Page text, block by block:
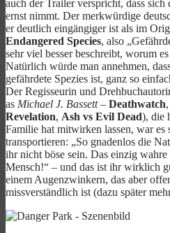
auch der Trailer verspricht, dass
ernst nimmt. Der merkwürdige
er deutlich eingängiger ist als im
Endangered Species, also
sehr viel besser beschreibt, worum
Natürlich würde man annehmen,
gefährdete Spezies ist, ganz so
Der Regisseurin und
as Michael J. Bassett– Deathwatch,
Revelation, Ash vs Evil Dead), die
Familie hat mitwirken lassen, war
transportieren: „So gnadenlos die
ihr nicht böse sein. Das einzig
Mensch!“ – und das ist ihr wirklich
einem Augenzwinkern, das aber
missverständlich ist (dazu später